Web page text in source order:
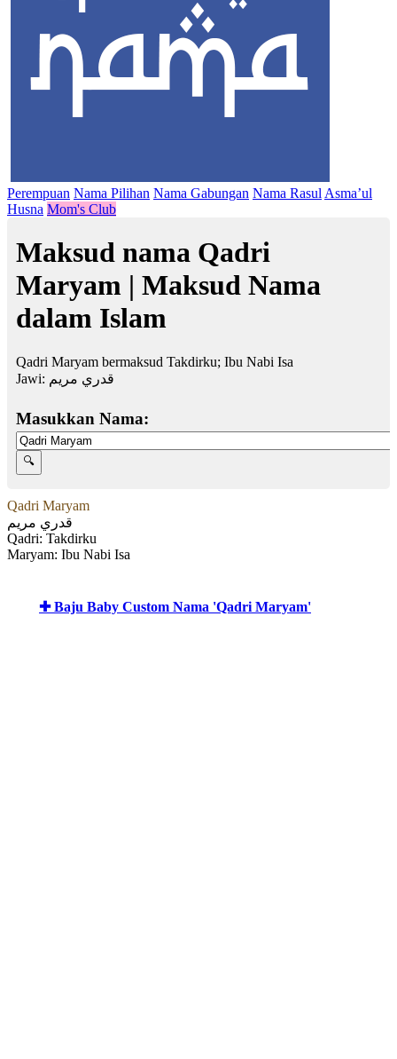
Perempuan Nama Pilihan Nama Gabungan Nama Rasul Asma’ul
Husna Mom's Club
Maksud nama Qadri
Maryam | Maksud Nama
dalam Islam
Qadri Maryam bermaksud Takdirku; Ibu Nabi Isa
Jawi: قدري مريم
Masukkan Nama:
Qadri Maryam
قدري مريم
Qadri: Takdirku
Maryam: Ibu Nabi Isa
✚ Baju Baby Custom Nama 'Qadri Maryam'